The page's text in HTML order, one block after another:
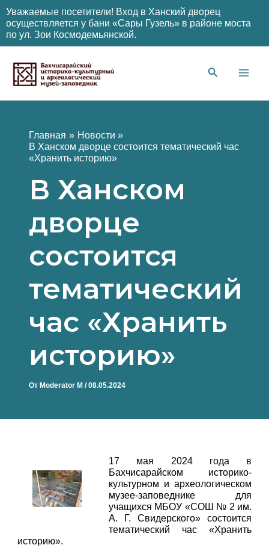
Уважаемые посетители! Вход в Ханский дворец
осуществляется у бани «Сары Гузель» в районе моста
по ул. Зои Космодемьянской.
содержимому
Главная
Новости
В Ханском дворце состоится тематический час
«Хранить историю»
В Ханском
дворце
состоится
тематический
час «Хранить
историю»
От Moderator M /08.05.2024
17 мая 2024 года в
Бахчисарайском историко-
культурном и археологическом
музее-заповеднике для
учащихся МБОУ «СОШ № 2 им.
А. Г. Свидерского» состоится
тематический час «Хранить
историю».